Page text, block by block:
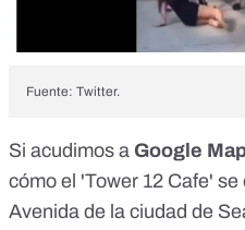
Fuente: Twitter.
Si acudimos a Google
cómo el 'Tower 12 Cafe'
Avenida de la ciudad de